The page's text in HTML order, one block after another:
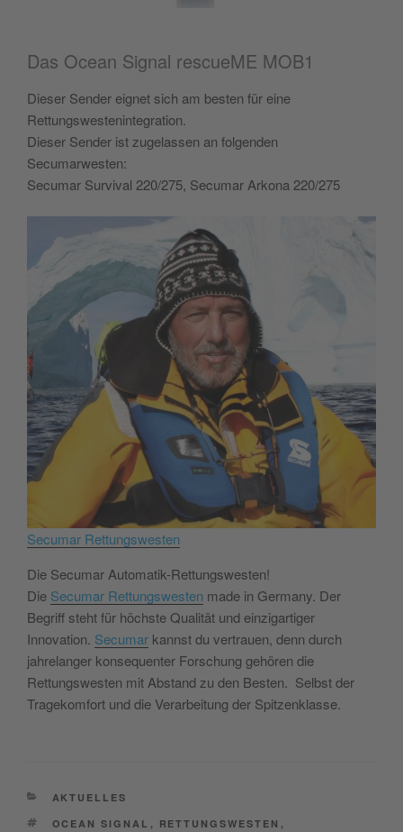
Das Ocean Signal rescueME MOB1
Dieser Sender eignet sich am besten für eine
Rettungswestenintegration.
Dieser Sender ist zugelassen an folgenden
Secumarwesten:
Secumar Survival 220/275, Secumar Arkona 220/275
Secumar Rettungswesten
Die Secumar Automatik-Rettungswesten!
Die Secumar Rettungswesten made in Germany. Der
Begriff steht für höchste Qualität und einzigartiger
Innovation. Secumar kannst du vertrauen, denn durch
jahrelanger konsequenter Forschung gehören die
Rettungswesten mit Abstand zu den Besten. Selbst der
Tragekomfort und die Verarbeitung der Spitzenklasse.
CATEGORIES
AKTUELLES
TAGS
OCEAN SIGNAL , RETTUNGSWESTEN ,